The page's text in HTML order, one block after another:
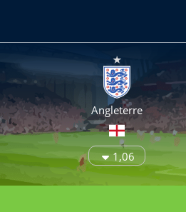
Angleterre
1,06